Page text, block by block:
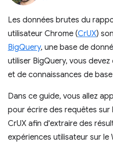
Les données brutes du
utilisateur Chrome (CrUX)
BigQuery, une base de
utiliser BigQuery, vous
et de connaissances de base
Dans ce guide, vous allez
pour écrire des requêtes sur
CrUX afin d'extraire des
expériences utilisateur sur le